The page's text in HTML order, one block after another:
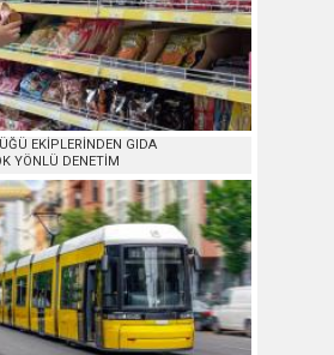
EKİPLERİNDEN GIDA
YÖNLÜ DENETİM